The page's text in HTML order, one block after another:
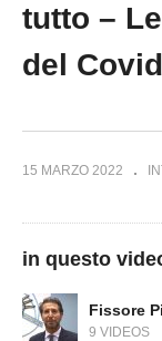
tutto –
del Covid
15 MARZO 2022
in questo
Fissore
9 VIDEOS